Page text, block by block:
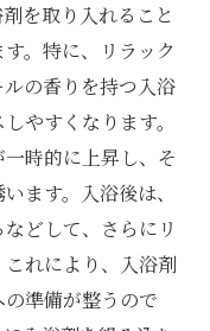
を取り入れること
。特に、リラック
の香りを持つ入浴
やすくなります。
時的に上昇し、そ
ます。入浴後は、
どして、さらにリ
れにより、入浴剤
準備が整うので